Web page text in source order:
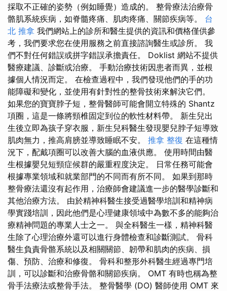
採取不正確的姿勢（例如睡覺）造成的。 整骨療法治療骨
骼肌系統疾病，如脊髓疼痛、肌肉疼痛、關節疾病等。 台
北 推拿 我們網站上的診所和醫生提供的資訊和價格僅供參
考，我們要求您在使用服務之前直接諮詢醫生或診所。 我
們不對任何錯誤或拼字錯誤承擔責任。 Doklist 網站不提供
醫療建議、診斷或治療。 手動治療技術因患者而異，並根
據個人情況而定。 在檢查過程中，我們發現他們的手的功
能障礙和變化，並使用有針對性的整骨技術來解決它們。
如果您的寶寶脖子短，整骨醫師可能會開立特殊的 Shantz
項圈，這是一條將頸椎固定到位的軟性材料帶。 新生兒出
生後立即為孩子穿衣服，新生兒科醫生發現嬰兒脖子短導致
肌肉無力，推高肩膀並導致睡眠不安。 推拿 整復 在這種情
況下，配戴項圈可以改善大腦的血液供應。 使用時間由醫
生根據嬰兒短頸症候群的嚴重程度決定。 日常任務可能會
根據專業領域和就業部門的不同而有所不同。 如果到那時
整骨療法還沒有起作用，治療師會建議進一步的醫學診斷和
其他治療方法。 由於精神科醫生接受過醫學培訓和精神病
學實踐培訓，因此他們是心理健康領域中為數不多的能夠治
療精神問題的專業人士之一。 與全科醫生一樣，精神科醫
生除了心理治療外還可以進行身體檢查和診斷測試。 骨科
醫生負責骨骼系統以及相關關​​節、韌帶和肌肉的疾病、損
傷、預防、治療和修復。 骨科和整形外科醫生經過專門培
訓，可以診斷和治療骨骼和關節疾病。 OMT 有時也稱為整
骨手法療法或整骨手法。 整骨醫學 (DO) 醫師使用 OMT 來